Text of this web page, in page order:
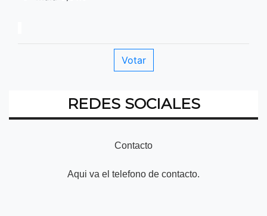
REDES SOCIALES
Contacto
Aqui va el telefono de contacto.